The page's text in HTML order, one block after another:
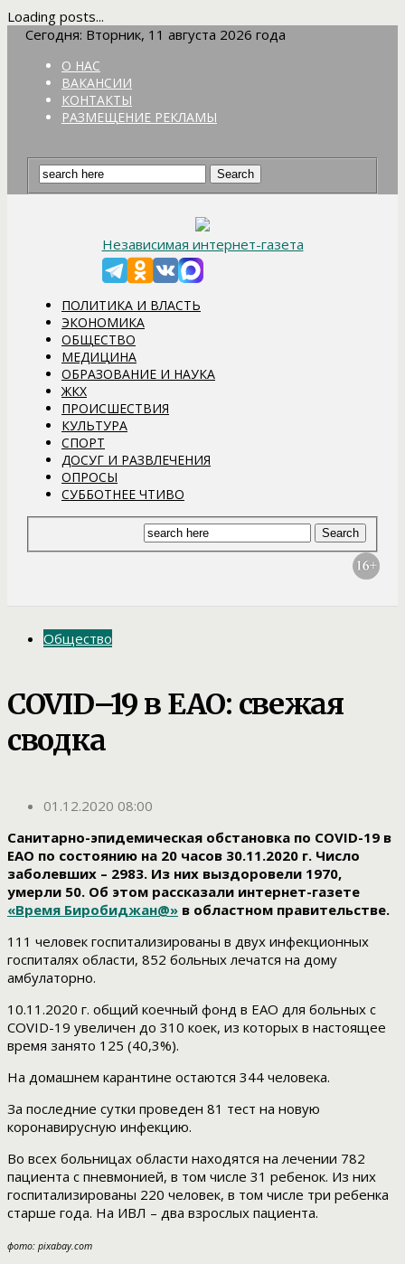
Loading posts...
Сегодня: Вторник, 11 августа 2026 года
О НАС
ВАКАНСИИ
КОНТАКТЫ
РАЗМЕЩЕНИЕ РЕКЛАМЫ
Независимая интернет-газета
ПОЛИТИКА И ВЛАСТЬ
ЭКОНОМИКА
ОБЩЕСТВО
МЕДИЦИНА
ОБРАЗОВАНИЕ И НАУКА
ЖКХ
ПРОИСШЕСТВИЯ
КУЛЬТУРА
СПОРТ
ДОСУГ И РАЗВЛЕЧЕНИЯ
ОПРОСЫ
СУББОТНЕЕ ЧТИВО
Общество
COVID–19 в ЕАО: свежая
сводка
01.12.2020 08:00
Санитарно-эпидемическая обстановка по COVID-19 в
ЕАО по состоянию на 20 часов 30.11.2020 г. Число
заболевших – 2983. Из них выздоровели 1970,
умерли 50. Об этом рассказали интернет-газете
«Время Биробиджан@» в областном правительстве.
111 человек госпитализированы в двух инфекционных
госпиталях области, 852 больных лечатся на дому
амбулаторно.
10.11.2020 г. общий коечный фонд в ЕАО для больных с
COVID-19 увеличен до 310 коек, из которых в настоящее
время занято 125 (40,3%).
На домашнем карантине остаются 344 человека.
За последние сутки проведен 81 тест на новую
коронавирусную инфекцию.
Во всех больницах области находятся на лечении 782
пациента с пневмонией, в том числе 31 ребенок. Из них
госпитализированы 220 человек, в том числе три ребенка
старше года. На ИВЛ – два взрослых пациента.
фото: pixabay.com